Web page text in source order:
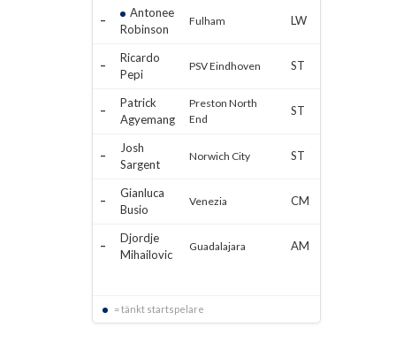
–
Antonee
Robinson
Fulham LW
–
Ricardo
Pepi
PSV Eindhoven ST
–
Patrick
Agyemang
Preston North
End
ST
–
Josh
Sargent
Norwich City ST
–
Gianluca
Busio
Venezia CM
–
Djordje
Mihailovic
Guadalajara AM
= tänkt startspelare